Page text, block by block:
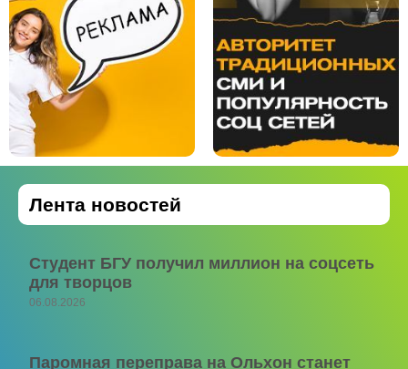
Лента новостей
Студент БГУ получил миллион на соцсеть
для творцов
06.08.2026
Паромная переправа на Ольхон станет